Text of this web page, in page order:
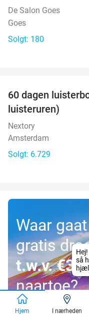
De Salon Goes
Goes
Solgt: 180
60 dagen
luisteruren)
Nextory
Amsterdam
Solgt: 6.729
Waar
gratis
t.w.v.
naartoe?
Doe mee!
Hjem I nærheden